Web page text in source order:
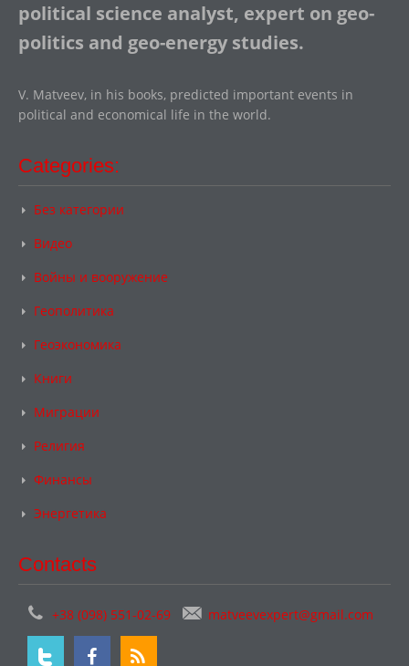
political science analyst, expert on geo-
politics and geo-energy studies.
V. Matveev, in his books, predicted important events in
political and economical life in the world.
Categories:
Без категории
Видео
Войны и вооружение
Геополитика
Геоэкономика
Книги
Миграции
Религия
Финансы
Энергетика
Contacts
+38 (098) 551-02-69 matveevexpert@gmail.com